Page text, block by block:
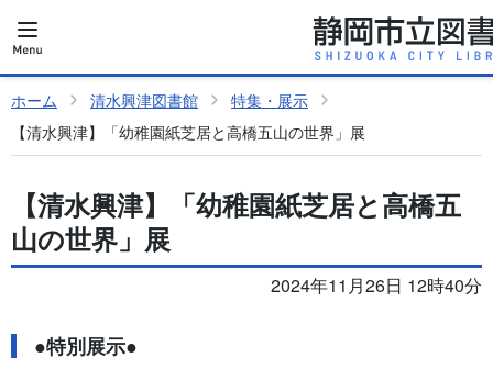
ホーム 清水興津図書館
特集・展示
【清水興津】「幼稚園紙芝居と高橋五山の世界」展
【清水興津】「幼稚園紙芝居と高橋五
山の世界」展
2024年11月26日 12時40分
●特別展示●